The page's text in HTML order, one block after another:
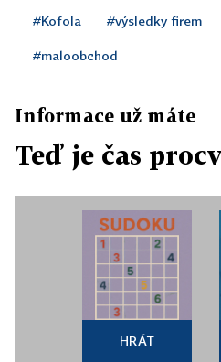
#Kofola #výsledky firem
#maloobchod
Informace už máte
Teď je čas
HRÁT